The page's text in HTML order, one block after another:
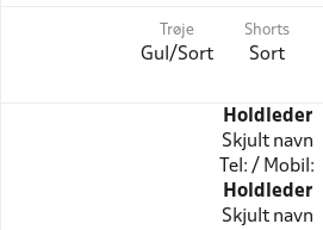
Trøje
Gul/Sort
Shorts
Sort
Holdleder
Skjult navn
Tel: / Mobil:
Holdleder
Skjult navn